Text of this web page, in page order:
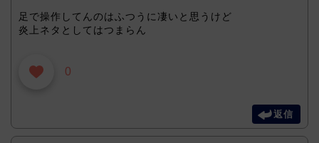
足で操作してんのはふつうに凄いと思うけど
炎上ネタとしてはつまらん
0
返信